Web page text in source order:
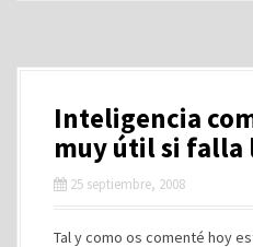
Inteligencia
muy útil si falla
25 septiembre, 2008
Tal y como os comenté hoy